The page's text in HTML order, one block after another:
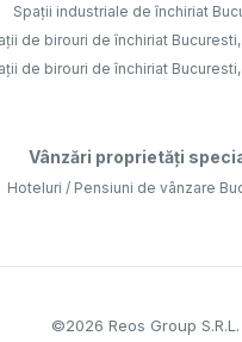
Spații industriale de închiriat
de birouri de închiriat
de birouri de închiriat
Vânzări proprietăți
Hoteluri / Pensiuni de vânzare
©2026 Reos Group S.R.L.